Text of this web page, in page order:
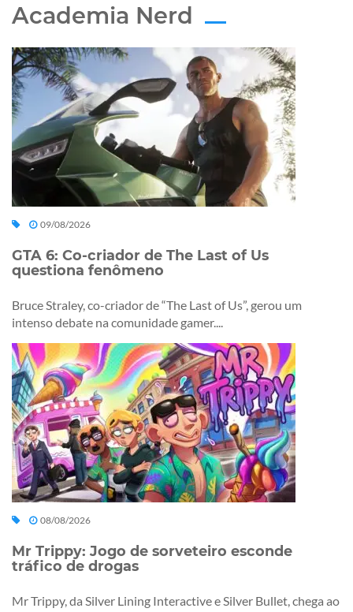
Academia Nerd
09/08/2026
GTA 6: Co-criador de The Last of Us
questiona fenômeno
Bruce Straley, co-criador de “The Last of Us”, gerou um
intenso debate na comunidade gamer....
08/08/2026
Mr Trippy: Jogo de sorveteiro esconde
tráfico de drogas
Mr Trippy, da Silver Lining Interactive e Silver Bullet, chega ao